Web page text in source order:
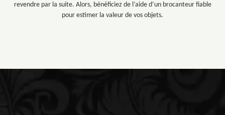
revendre par la suite. Alors, bénéficiez de l’aide d’un brocanteur fiable
pour estimer la valeur de vos objets.